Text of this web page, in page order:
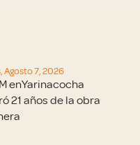
Agosto 7, 2026
enYarinacocha
21 años de la obra